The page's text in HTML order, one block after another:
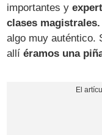
importantes y
clases magistrales.
algo muy auténtico.
allíéramos una